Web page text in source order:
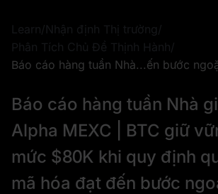
Learn/Nhận định Thị trường/
Phân Tích Chủ Đề Thịnh Hành/
Báo cáo hàng tuần Nhà...ến bước
Báo cáo hàng tuần Nhà
Alpha MEXC | BTC giữ
mức $80K khi quy định
mã hóa đạt đến bước